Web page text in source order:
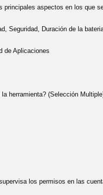
principales aspectos en los que
Seguridad, Duración de la
de Aplicaciones
herramienta? (Selección
los permisos en las